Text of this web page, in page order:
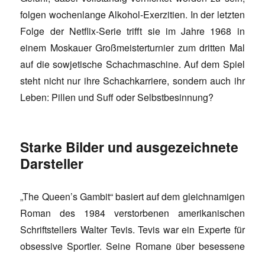
folgen wochenlange Alkohol-Exerzitien. In der letzten
Folge der Netflix-Serie trifft sie im Jahre 1968 in
einem Moskauer Großmeisterturnier zum dritten Mal
auf die sowjetische Schachmaschine. Auf dem Spiel
steht nicht nur ihre Schachkarriere, sondern auch ihr
Leben: Pillen und Suff oder Selbstbesinnung?
Starke Bilder und ausgezeichnete
Darsteller
„The Queen’s Gambit“ basiert auf dem gleichnamigen
Roman des 1984 verstorbenen amerikanischen
Schriftstellers Walter Tevis. Tevis war ein Experte für
obsessive Sportler. Seine Romane über besessene